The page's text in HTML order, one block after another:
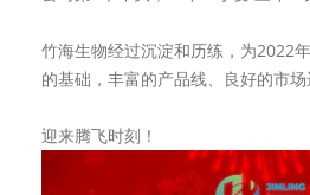
竹海生物经过沉淀和历练，为2022
的基础，丰富的产品线、良好的市
迎来腾飞时刻！